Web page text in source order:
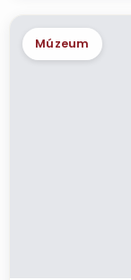
Múzeum